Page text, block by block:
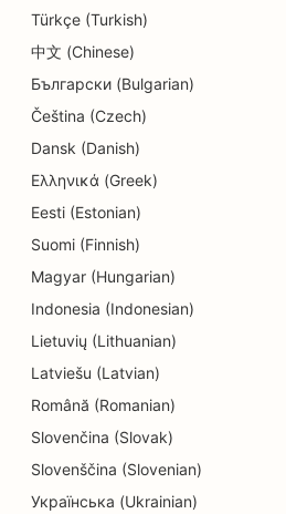
SEO a részletek üzletei
SEO a Donut üzletek számára
SEO az oktatási és
szolgáltatásokhoz
SEO a vegytisztítók számára
SEO villanyszerelők számára
SEO elektronikai üzletek
SEO a szórakozás és
SEO mérnöki irodák számára
EO etnikai éttermek számára
SEO a szabadulószobák
Türkçe (Turkish)
中文 (Chinese)
Български (Bulgarian)
Čeština (Czech)
Dansk (Danish)
Ελληνικά (Greek)
Eesti (Estonian)
Suomi (Finnish)
Magyar (Hungarian)
Indonesia (Indonesian)
Lietuvių (Lithuanian)
Latviešu (Latvian)
Română (Romanian)
Slovenčina (Slovak)
Slovenščina (Slovenian)
Українська (Ukrainian)